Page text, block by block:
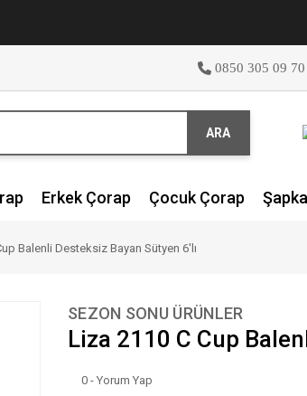
0850 305 09 70
ARA
Erkek Çorap Çocuk Çorap
Balenli Desteksiz Bayan Sütyen 6'lı
SEZON SONU ÜRÜNLER
Liza 2110 C Cup
0 - Yorum Yap